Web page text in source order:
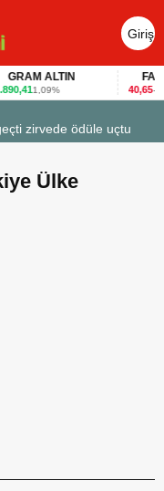
Giriş
Yap
GRAM ALTIN
1,09%
FAİZ
40,65-
ödüle uçtu
Ülke